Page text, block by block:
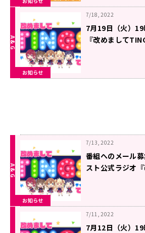
お知らせ
7/18, 2022
7月19日（火）19
『改めまして
お知らせ
7/13, 2022
番組へのメール
スト公式ラジオ
7/11, 2022
7月12日（火）19